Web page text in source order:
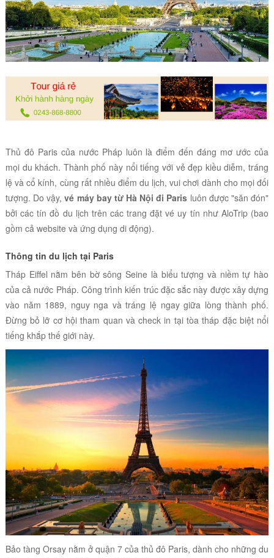
Thủ đô Paris của nước Pháp luôn là điểm đến đáng mơ ước của
mọi du khách. Thành phố này nổi tiếng với vẻ đẹp kiều diễm, tráng
lệ và cổ kính, cùng rất nhiều điểm du lịch, vui chơi dành cho mọi đối
tượng. Do vậy,vé máy bay từ Hà Nội đi Paris luôn được "săn đón"
bởi các tín đồ du lịch trên các trang đặt vé uy tín như AloTrip (bao
gồm cả website và ứng dụng di động).
Thông tin du lịch tại Paris
Tháp Eiffel nằm bên bờ sông Seine là biểu tượng và niềm tự hào
của cả nước Pháp. Công trình kiến trúc đặc sắc này được xây dựng
vào năm 1889, nguy nga và tráng lệ ngay giữa lòng thành phố.
Đừng bỏ lỡ cơ hội tham quan và check in tại tòa tháp đặc biệt nổi
tiếng khắp thế giới này.
Bảo tàng Orsay nằm ở quận 7 của thủ đô Paris, dành cho những du